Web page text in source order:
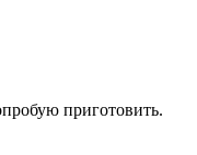
приготовить.